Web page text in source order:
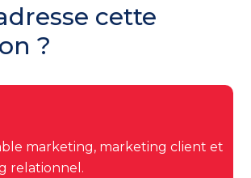
cette
?
marketing, marketing client et
relationnel.